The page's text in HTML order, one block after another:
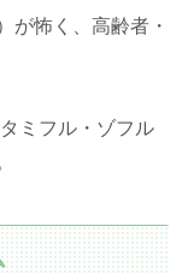
が怖く、高齢者・
ミフル・ゾフル